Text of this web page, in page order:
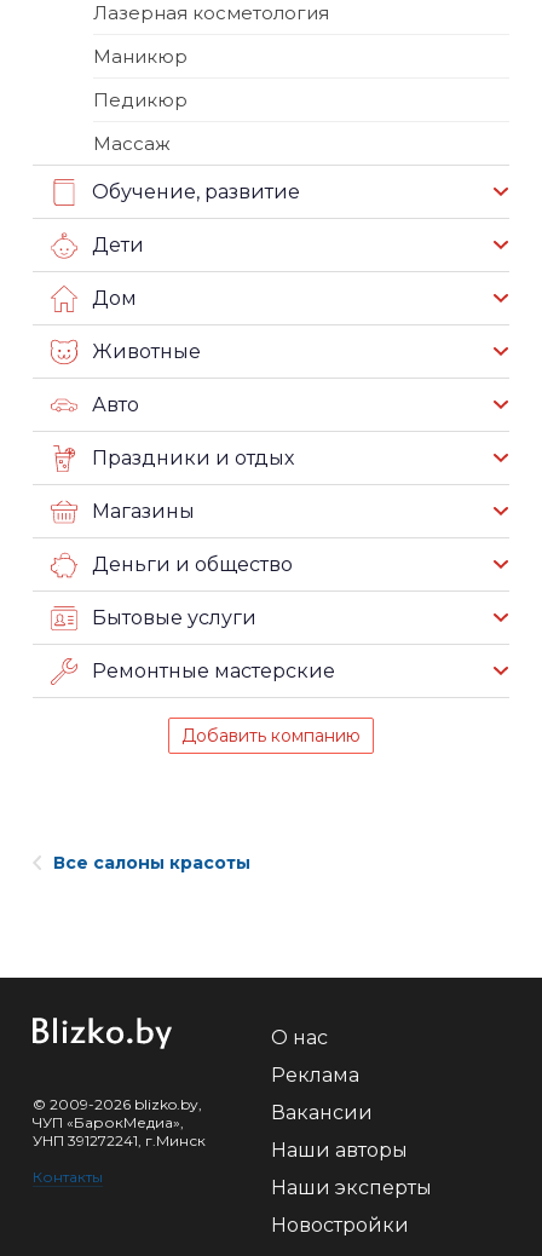
Лазерная косметология
Маникюр
Педикюр
Массаж
Обучение, развитие
Дети
Дом
Животные
Авто
Праздники и отдых
Магазины
Деньги и общество
Бытовые услуги
Ремонтные мастерские
Добавить компанию
Все салоны красоты
© 2009-2026 blizko.by,
ЧУП «БарокМедиа»,
УНП 391272241, г.Минск
Контакты
О нас
Реклама
Вакансии
Наши авторы
Наши эксперты
Новостройки